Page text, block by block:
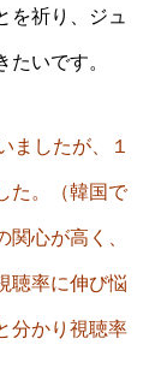
を祈り、ジュ
いです。
ましたが、１
た。（韓国で
心が高く、
聴率に伸び悩
分かり視聴率